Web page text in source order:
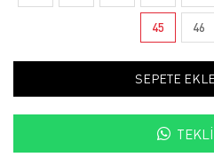
45 46
SEPETE EKLE